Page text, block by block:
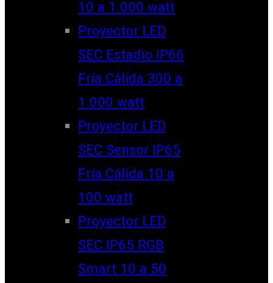
10 a 1.000 watt
Proyector LED
SEC Estadio IP66
Fría Cálida 300 a
1.000 watt
Proyector LED
SEC Sensor IP65
Fría Cálida 10 a
100 watt
Proyector LED
SEC IP65 RGB
Smart 10 a 50